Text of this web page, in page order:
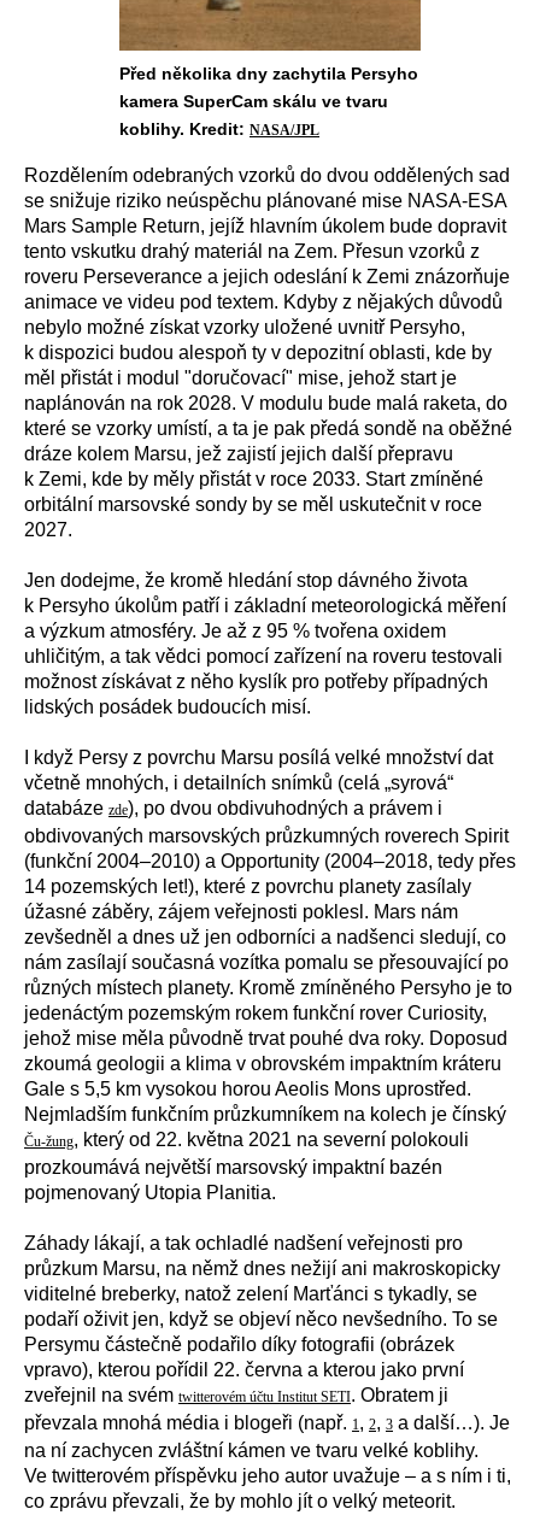
Před několika dny zachytila Persyho
kamera SuperCam skálu ve tvaru
koblihy. Kredit: NASA/JPL
Rozdělením odebraných vzorků do dvou oddělených sad
se snižuje riziko neúspěchu plánované mise NASA-ESA
Mars Sample Return, jejíž hlavním úkolem bude dopravit
tento vskutku drahý materiál na Zem. Přesun vzorků z
roveru Perseverance a jejich odeslání k Zemi znázorňuje
animace ve videu pod textem. Kdyby z nějakých důvodů
nebylo možné získat vzorky uložené uvnitř Persyho,
k dispozici budou alespoň ty v depozitní oblasti, kde by
měl přistát i modul "doručovací" mise, jehož start je
naplánován na rok 2028. V modulu bude malá raketa, do
které se vzorky umístí, a ta je pak předá sondě na oběžné
dráze kolem Marsu, jež zajistí jejich další přepravu
k Zemi, kde by měly přistát v roce 2033. Start zmíněné
orbitální marsovské sondy by se měl uskutečnit v roce
2027.
Jen dodejme, že kromě hledání stop dávného života
k Persyho úkolům patří i základní meteorologická měření
a výzkum atmosféry. Je až z 95 % tvořena oxidem
uhličitým, a tak vědci pomocí zařízení na roveru testovali
možnost získávat z něho kyslík pro potřeby případných
lidských posádek budoucích misí.
I když Persy z povrchu Marsu posílá velké množství dat
včetně mnohých, i detailních snímků (celá „syrová“
databáze zde), po dvou obdivuhodných a právem i
obdivovaných marsovských průzkumných roverech Spirit
(funkční 2004–2010) a Opportunity (2004–2018, tedy přes
14 pozemských let!), které z povrchu planety zasílaly
úžasné záběry, zájem veřejnosti poklesl. Mars nám
zevšedněl a dnes už jen odborníci a nadšenci sledují, co
nám zasílají současná vozítka pomalu se přesouvající po
různých místech planety. Kromě zmíněného Persyho je to
jedenáctým pozemským rokem funkční rover Curiosity,
jehož mise měla původně trvat pouhé dva roky. Doposud
zkoumá geologii a klima v obrovském impaktním kráteru
Gale s 5,5 km vysokou horou Aeolis Mons uprostřed.
Nejmladším funkčním průzkumníkem na kolech je čínský
Ču-žung, který od 22. května 2021 na severní polokouli
prozkoumává největší marsovský impaktní bazén
pojmenovaný Utopia Planitia.
Záhady lákají, a tak ochladlé nadšení veřejnosti pro
průzkum Marsu, na němž dnes nežijí ani makroskopicky
viditelné breberky, natož zelení Marťánci s tykadly, se
podaří oživit jen, když se objeví něco nevšedního. To se
Persymu částečně podařilo díky fotografii (obrázek
vpravo), kterou pořídil 22. června a kterou jako první
zveřejnil na svém twitterovém účtu Institut SETI. Obratem ji
převzala mnohá média i blogeři (např. 1, 2, 3 a další…). Je
na ní zachycen zvláštní kámen ve tvaru velké koblihy.
Ve twitterovém příspěvku jeho autor uvažuje – a s ním i ti,
co zprávu převzali, že by mohlo jít o velký meteorit.